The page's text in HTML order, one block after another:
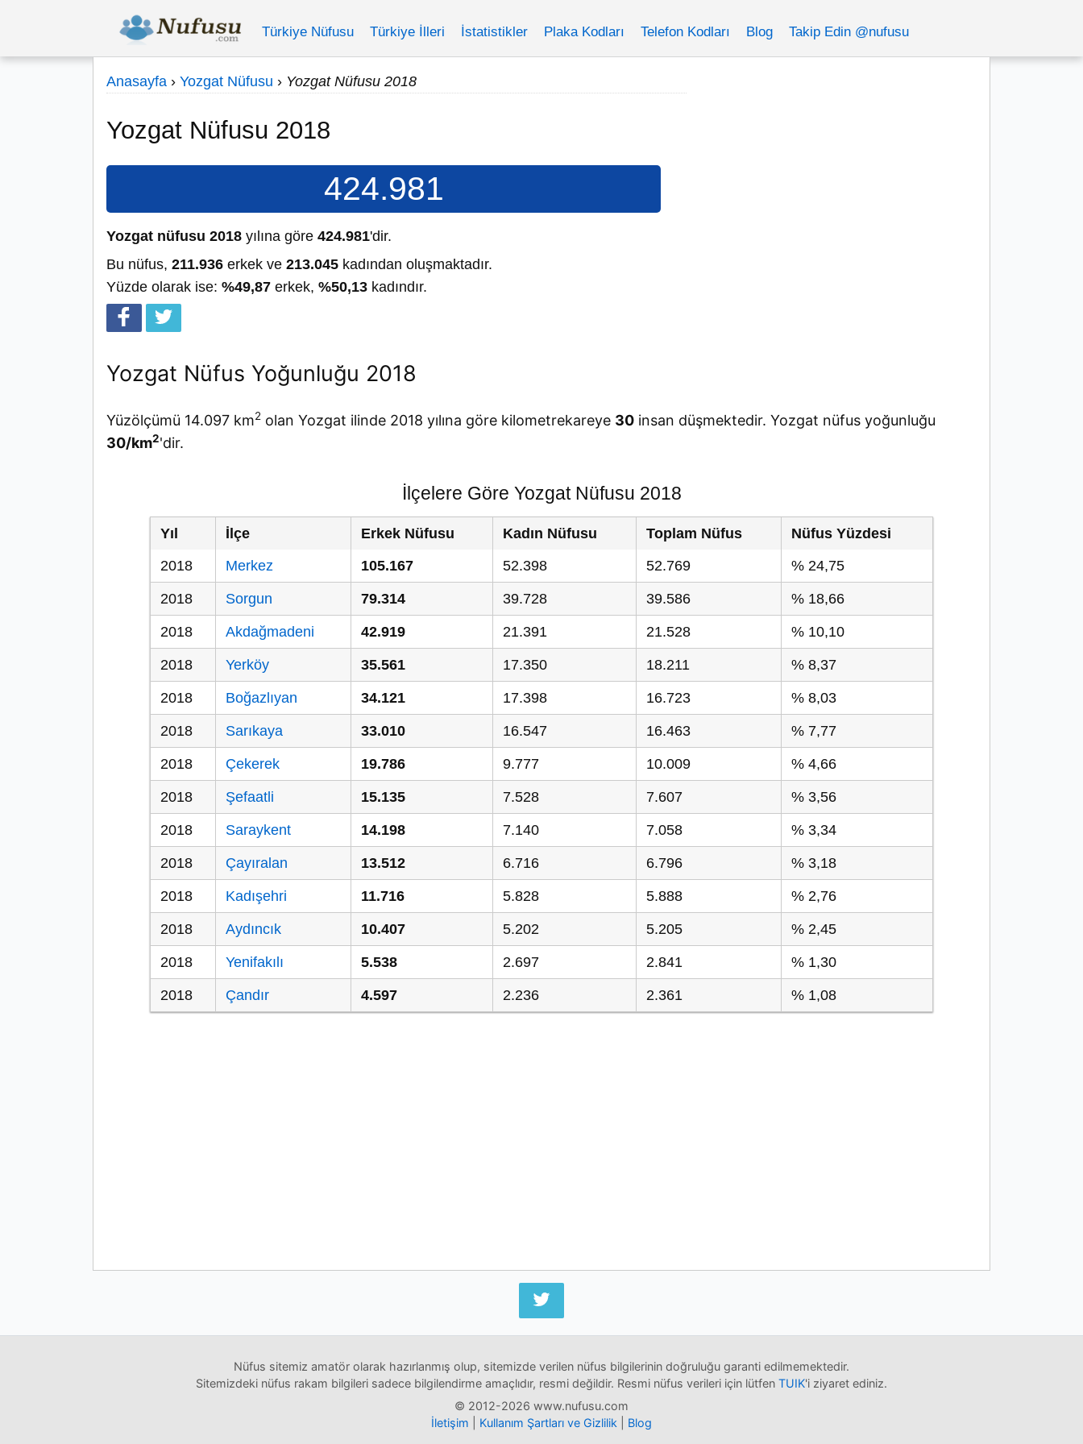
Türkiye Nüfusu Türkiye İlleri İstatistikler Plaka Kodları Telefon Kodları Blog Takip Edin @nufusu
Anasayfa › Yozgat Nüfusu › Yozgat Nüfusu 2018
Yozgat Nüfusu 2018
424.981
Yozgat nüfusu 2018 yılına göre 424.981'dir.
Bu nüfus, 211.936 erkek ve 213.045 kadından oluşmaktadır.
Yüzde olarak ise: %49,87 erkek, %50,13 kadındır.
Yozgat Nüfus Yoğunluğu 2018
Yüzölçümü 14.097 km2 olan Yozgat ilinde 2018 yılına göre kilometrekareye 30 insan düşmektedir. Yozgat nüfus yoğunluğu
30/km2'dir.
İlçelere Göre Yozgat Nüfusu 2018
Yıl İlçe Erkek Nüfusu Kadın Nüfusu Toplam Nüfus
Nüfus Yüzdesi
2018
Merkez 105.167 52.398 52.769 % 24,75
2018 Sorgun 79.314 39.728 39.586 % 18,66
2018 Akdağmadeni 42.919 21.391 21.528 % 10,10
2018 Yerköy 35.561 17.350 18.211 % 8,37
2018 Boğazlıyan 34.121 17.398 16.723 % 8,03
2018 Sarıkaya 33.010 16.547 16.463 % 7,77
2018 Çekerek 19.786 9.777 10.009 % 4,66
2018 Şefaatli 15.135 7.528 7.607 % 3,56
2018 Saraykent 14.198 7.140 7.058 % 3,34
2018 Çayıralan 13.512 6.716 6.796 % 3,18
2018 Kadışehri 11.716 5.828 5.888 % 2,76
2018 Aydıncık 10.407 5.202 5.205 % 2,45
2018 Yenifakılı 5.538 2.697 2.841 % 1,30
2018 Çandır 4.597 2.236 2.361 % 1,08
Nüfus sitemiz amatör olarak hazırlanmış olup, sitemizde verilen nüfus bilgilerinin doğruluğu garanti edilmemektedir.
Sitemizdeki nüfus rakam bilgileri sadece bilgilendirme amaçlıdır, resmi değildir. Resmi nüfus verileri için lütfen TUIK'i ziyaret ediniz.
© 2012-2026 www.nufusu.com
İletişim
Kullanım Şartları ve Gizlilik Blog